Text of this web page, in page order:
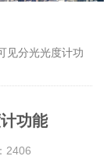
见分光光度计功
功能
2406